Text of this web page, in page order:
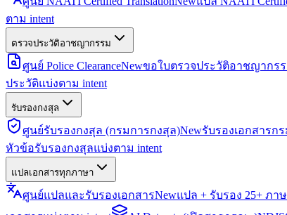
ตาม intent
ตรวจประวัติอาชญากรรม
ศูนย์ Police ClearanceNewขอใบตรวจประวัติอาชญากรร
ประวัติแบ่งตาม intent
รับรองกงสุล
ศูนย์รับรองกงสุล (กรมการกงสุล)Newรับรองเอกสารก
หัวข้อรับรองกงสุลแบ่งตาม intent
แปลเอกสารทุกภาษา
ศูนย์แปลและรับรองเอกสารNewแปล + รับรอง 25+ ภา